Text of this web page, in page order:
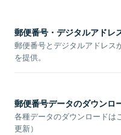
郵便番号・デジタルアドレ
郵便番号とデジタルアドレス
を提供。
郵便番号データのダウンロ
各種データのダウンロードは
更新）